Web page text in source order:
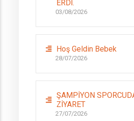
ERDİ.
03/08/2026
Hoş Geldin Bebek
28/07/2026
ŞAMPİYON
ZİYARET
27/07/2026